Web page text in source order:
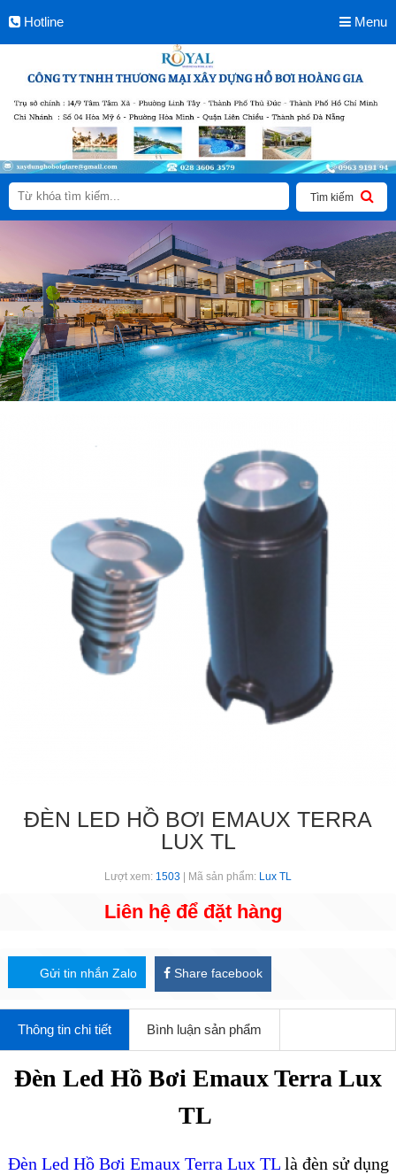
Hotline Menu
Tìm kiếm
ĐÈN LED HỒ BƠI EMAUX TERRA
LUX TL
Lượt xem: 1503 | Mã sản phẩm: Lux TL
Liên hệ để đặt hàng
Gửi tin nhắn Zalo Share facebook
Thông tin chi tiết Bình luận sản phẩm
Đèn Led Hồ Bơi Emaux Terra Lux
TL
Đèn Led Hồ Bơi Emaux Terra Lux TLlà đèn sử dụng